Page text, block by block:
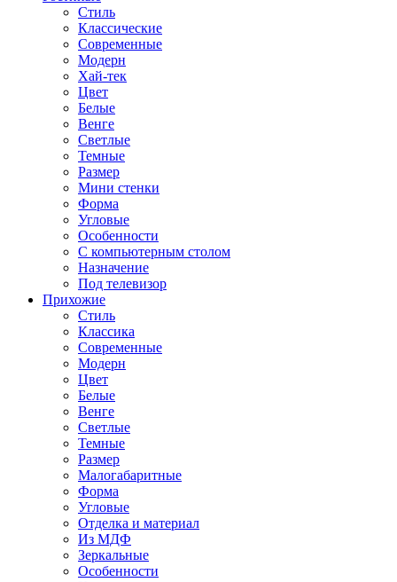
Стиль
Классические
Современные
Модерн
Хай-тек
Цвет
Белые
Венге
Светлые
Темные
Размер
Мини стенки
Форма
Угловые
Особенности
С компьютерным столом
Назначение
Под телевизор
Прихожие
Стиль
Классика
Современные
Модерн
Цвет
Белые
Венге
Светлые
Темные
Размер
Малогабаритные
Форма
Угловые
Отделка и материал
Из МДФ
Зеркальные
Особенности